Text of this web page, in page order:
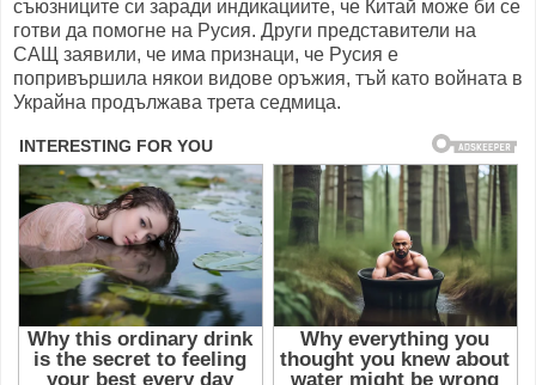
съюзниците си заради индикациите, че Китай може би се
готви да помогне на Русия. Други представители на
САЩ заявили, че има признаци, че Русия е
попривършила някои видове оръжия, тъй като войната в
Украйна продължава трета седмица.